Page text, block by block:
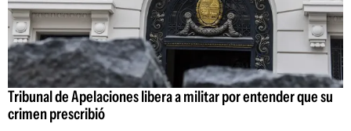
Tribunal de Apelaciones libera a militar por entender que su
crimen prescribió